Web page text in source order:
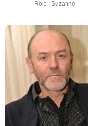
Rôle : Suzanne